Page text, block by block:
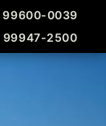
99600-0039
99947-2500